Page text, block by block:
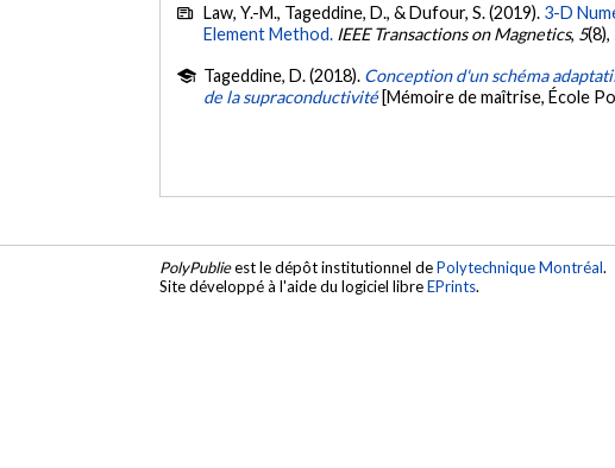
Law, Y.-M., Tageddine, D., & Dufour, S. (2019). 3-D
Element Method. IEEE Transactions on Magnetics, 5
Tageddine, D. (2018). Conception d'un schéma
de la supraconductivité [Mémoire de maîtrise, École
PolyPublieest le dépôt institutionnel dePolytechnique Montréal.
Site développé à l'aide du logiciel libreEPrints.